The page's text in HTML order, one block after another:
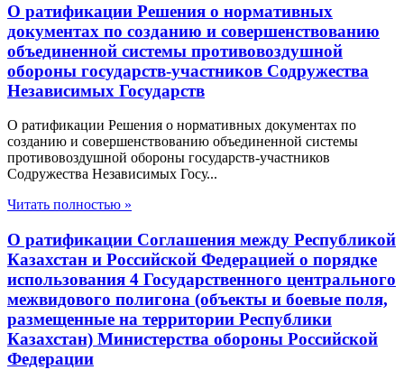
О ратификации Решения о нормативных
документах по созданию и совершенствованию
объединенной системы противовоздушной
обороны государств-участников Содружества
Независимых Государств
О ратификации Решения о нормативных документах по
созданию и совершенствованию объединенной системы
противовоздушной обороны государств-участников
Содружества Независимых Госу...
Читать полностью »
О ратификации Соглашения между Республикой
Казахстан и Российской Федерацией о порядке
использования 4 Государственного центрального
межвидового полигона (объекты и боевые поля,
размещенные на территории Республики
Казахстан) Министерства обороны Российской
Федерации